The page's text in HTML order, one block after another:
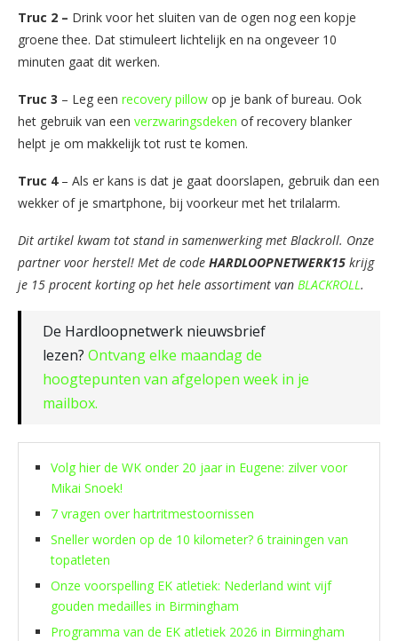
Truc 2 – Drink voor het sluiten van de ogen nog een kopje
groene thee. Dat stimuleert lichtelijk en na ongeveer 10
minuten gaat dit werken.
Truc 3 – Leg een recovery pillow op je bank of bureau. Ook
het gebruik van een verzwaringsdeken of recovery blanker
helpt je om makkelijk tot rust te komen.
Truc 4– Als er kans is dat je gaat doorslapen, gebruik dan een
wekker of je smartphone, bij voorkeur met het trilalarm.
Dit artikel kwam tot stand in samenwerking met Blackroll. Onze
partner voor herstel! Met de code HARDLOOPNETWERK15 krijg
je 15 procent korting op het hele assortiment van BLACKROLL.
De Hardloopnetwerk nieuwsbrief
lezen? Ontvang elke maandag de
hoogtepunten van afgelopen week in je
mailbox.
Volg hier de WK onder 20 jaar in Eugene: zilver voor
Mikai Snoek!
7 vragen over hartritmestoornissen
Sneller worden op de 10 kilometer? 6 trainingen van
topatleten
Onze voorspelling EK atletiek: Nederland wint vijf
gouden medailles in Birmingham
Programma van de EK atletiek 2026 in Birmingham